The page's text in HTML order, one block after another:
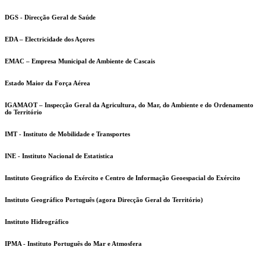
DGS - Direcção Geral de Saúde
EDA – Electricidade dos Açores
EMAC – Empresa Municipal de Ambiente de Cascais
Estado Maior da Força Aérea
IGAMAOT – Inspecção Geral da Agricultura, do Mar, do Ambiente e do Ordenamento
do Território
IMT - Instituto de Mobilidade e Transportes
INE - Instituto Nacional de Estatistica
Instituto Geográfico do Exército e Centro de Informação Geoespacial do Exército
Instituto Geográfico Português (agora Direcção Geral do Território)
Instituto Hidrográfico
IPMA - Instituto Português do Mar e Atmosfera